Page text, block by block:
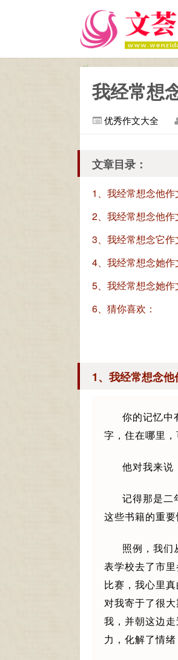
我经常想
优秀作文大全
文章目录：
1、我经常想念他作
2、我经常想念他
3、我经常想念它
4、我经常想念她
5、我经常想念她作
6、猜你喜欢：
1、我经常想念他
你的记忆中
字，住在哪里
他对我来说
记得那是二
这些书籍的重
照例，我们
表学校去了市
比赛，我心里
对我寄于了很
我，并朝这边
力，化解了情